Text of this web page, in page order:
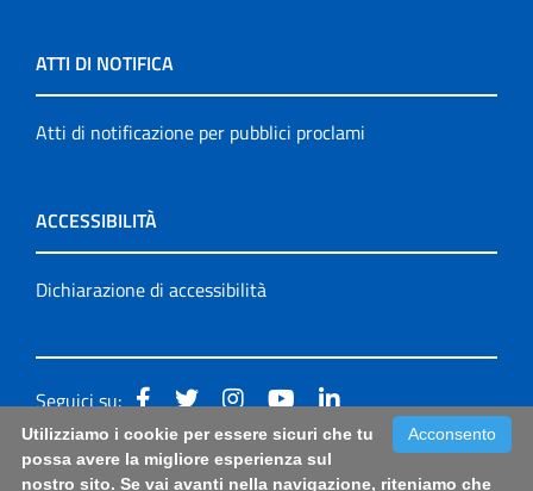
ATTI DI NOTIFICA
Atti di notificazione per pubblici proclami
ACCESSIBILITÀ
Dichiarazione di accessibilità
Seguici su:
Accessibilità: form di segnalazione di prima istanza per
Acconsento
Utilizziamo i cookie per essere sicuri che tu
possa avere la migliore esperienza sul
nostro sito. Se vai avanti nella navigazione, riteniamo che